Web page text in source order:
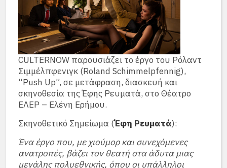
CULTERNOW παρουσιάζει το έργο του Ρόλαντ
Σιμμέλπφενιγκ (Roland Schimmelpfennig),
“Push Up”, σε μετάφραση, διασκευή και
σκηνοθεσία της Έφης Ρευματά, στο Θέατρο
ΕΛΕΡ – Ελένη Ερήμου.
Σκηνοθετικό Σημείωμα (Έφη Ρευματά):
Ένα έργο που, με χιούμορ και συνεχόμενες
ανατροπές, βάζει τον θεατή στα άδυτα μιας
μεγάλης πολυεθνικής, όπου οι υπάλληλοι